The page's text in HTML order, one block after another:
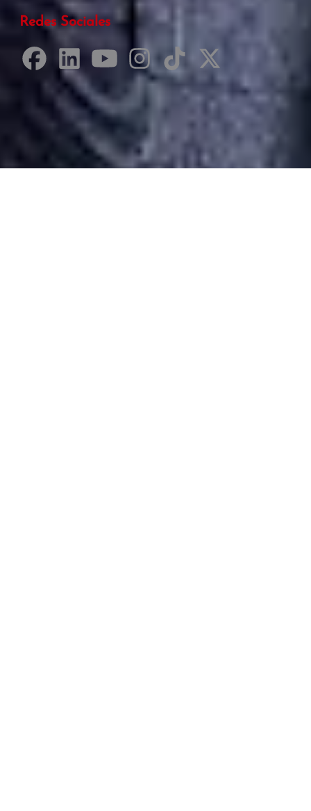
Redes Sociales
Desarrollado por Just Quality